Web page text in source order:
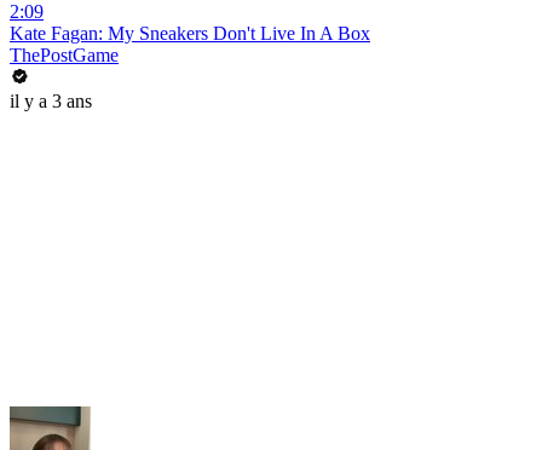
2:09
Kate Fagan: My Sneakers Don't Live In A Box
ThePostGame
il y a 3 ans